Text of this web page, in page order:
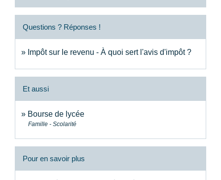
Questions ? Réponses !
Impôt sur le revenu - À quoi sert l'avis d'impôt ?
Et aussi
Bourse de lycée
Famille - Scolarité
Pour en savoir plus